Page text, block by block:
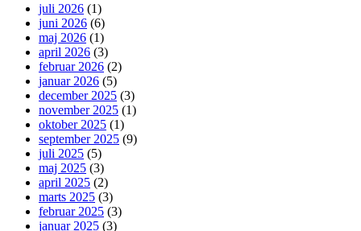
juli 2026 (1)
juni 2026 (6)
maj 2026 (1)
april 2026 (3)
februar 2026 (2)
januar 2026 (5)
december 2025 (3)
november 2025 (1)
oktober 2025 (1)
september 2025 (9)
juli 2025 (5)
maj 2025 (3)
april 2025 (2)
marts 2025 (3)
februar 2025 (3)
januar 2025 (3)